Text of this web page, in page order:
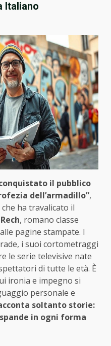
Italiano
il pubblico
dell’armadillo”,
ha travalicato il
, romano classe
pagine stampate. I
i suoi cortometraggi
le serie televisive nate
di tutte le età. È
ironia e impegno si
personale e
soltanto storie:
in ogni forma